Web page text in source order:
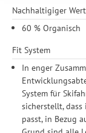
Zwecke der
Durchführung
Informationen zu
und der
Einwilligung ist
erforderlich und
Einwilligung
Drittanbieter
Nachhaltigiger Wert
60 % Organisch
Fit System
In enger
System für
sicherstellt,
passt, in Bezug